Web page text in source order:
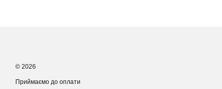
© 2026
Приймаємо до оплати